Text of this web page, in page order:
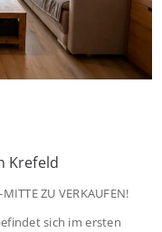
Krefeld
ZU VERKAUFEN!
sich im ersten